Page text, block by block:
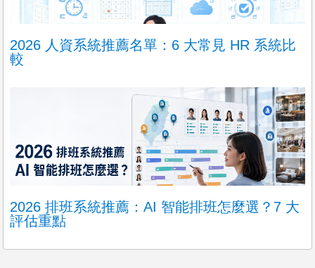
2026 人資系統推薦名單：6 大常見 HR 系統比
較
2026 排班系統推薦：AI 智能排班怎麼選？7 大
評估重點